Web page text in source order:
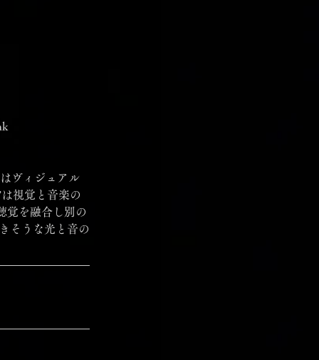
ヴィジュアル
視覚と音楽の
覚を融合し別の
そうな光と音の